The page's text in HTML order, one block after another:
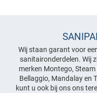
Wij staan garant voor
sanitaironderdelen. Wij
merken Montego,
Bellaggio, Mandalay en
kunt u ook bij ons ons